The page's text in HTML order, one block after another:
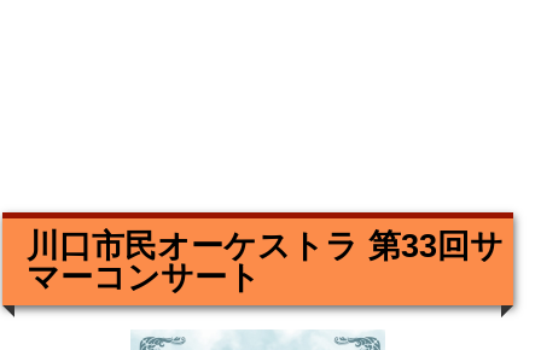
川口市民オーケストラ 第33回サ
マーコンサート